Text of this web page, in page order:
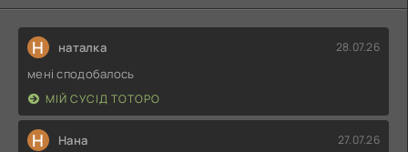
Н наталка 28.07.26
мені сподобалось
МІЙ СУСІД ТОТОРО
Н Нана 27.07.26